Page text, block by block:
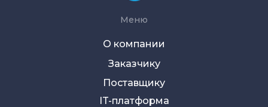
Меню
О компании
Заказчику
Поставщику
IT-платформа